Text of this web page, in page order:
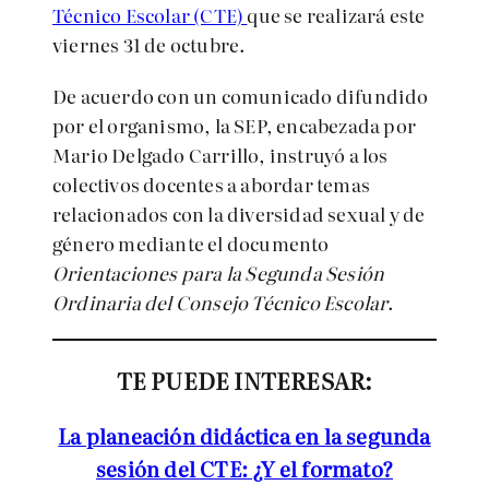
Técnico Escolar (CTE) que se realizará este
viernes 31 de octubre.
De acuerdo con un comunicado difundido
por el organismo, la SEP, encabezada por
Mario Delgado Carrillo, instruyó a los
colectivos docentes a abordar temas
relacionados con la diversidad sexual y de
género mediante el documento
Orientaciones para la Segunda Sesión
Ordinaria del Consejo Técnico Escolar.
TE PUEDE INTERESAR:
La planeación didáctica en la segunda
sesión del CTE: ¿Y el formato?